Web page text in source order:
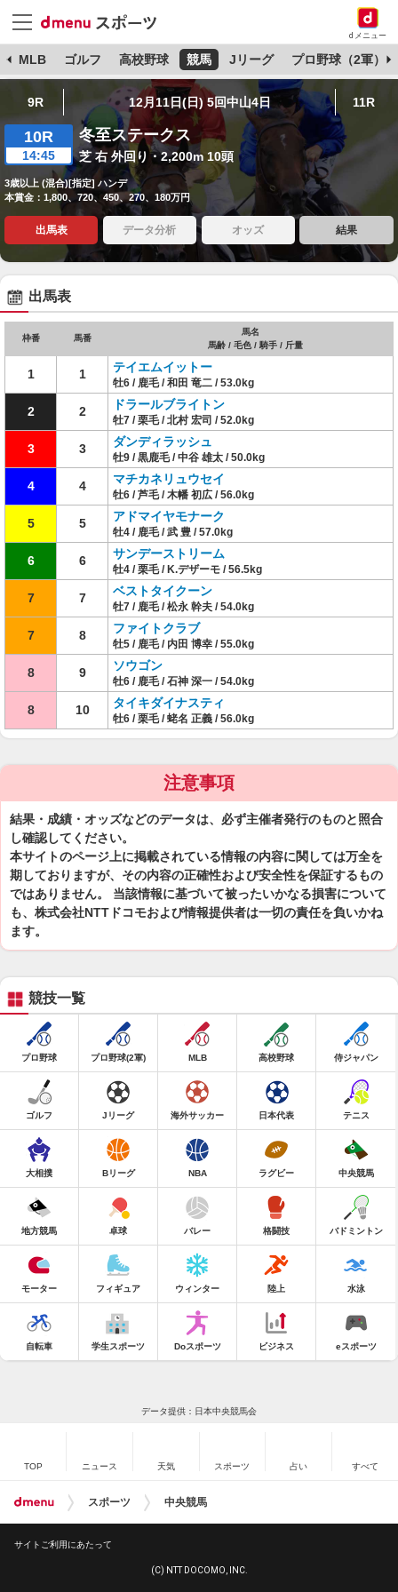
dメニュー
MLB ゴルフ 高校野球 競馬 Jリーグ プロ野球（2軍）
9R 12月11日(日) 5回中山4日 11R
10R
14:45
冬至ステークス
芝 右 外回り・2,200m 10頭
3歳以上 (混合)[指定] ハンデ
本賞金：1,800、720、450、270、180万円
出馬表 データ分析 オッズ 結果
出馬表
枠番 馬番
馬名
馬齢 / 毛色 / 騎手 / 斤量
1 1 テイエムイットー
牡6 / 鹿毛 / 和田 竜二 / 53.0kg
2 2 ドラールブライトン
牡7 / 栗毛 / 北村 宏司 / 52.0kg
3 3 ダンディラッシュ
牡9 / 黒鹿毛 / 中谷 雄太 / 50.0kg
4 4 マチカネリュウセイ
牡6 / 芦毛 / 木幡 初広 / 56.0kg
5 5 アドマイヤモナーク
牡4 / 鹿毛 / 武 豊 / 57.0kg
6 6 サンデーストリーム
牡4 / 栗毛 / K.デザーモ / 56.5kg
7 7 ベストタイクーン
牡7 / 鹿毛 / 松永 幹夫 / 54.0kg
7 8 ファイトクラブ
牡5 / 鹿毛 / 内田 博幸 / 55.0kg
8 9 ソウゴン
牡6 / 鹿毛 / 石神 深一 / 54.0kg
8 10 タイキダイナスティ
牡6 / 栗毛 / 蛯名 正義 / 56.0kg
注意事項
結果・成績・オッズなどのデータは、必ず主催者発行のものと照合
し確認してください。
本サイトのページ上に掲載されている情報の内容に関しては万全を
期しておりますが、その内容の正確性および安全性を保証するもの
ではありません。 当該情報に基づいて被ったいかなる損害について
も、株式会社NTTドコモおよび情報提供者は一切の責任を負いかね
ます。
競技一覧
プロ野球 プロ野球(2軍) MLB 高校野球 侍ジャパン
ゴルフ Jリーグ 海外サッカー 日本代表 テニス
大相撲 Bリーグ NBA ラグビー 中央競馬
地方競馬 卓球 バレー 格闘技 バドミントン
モーター フィギュア ウィンター 陸上 水泳
自転車 学生スポーツ Doスポーツ ビジネス eスポーツ
データ提供：日本中央競馬会
TOP ニュース 天気 スポーツ 占い すべて
スポーツ 中央競馬
サイトご利用にあたって
(C) NTT DOCOMO, INC.